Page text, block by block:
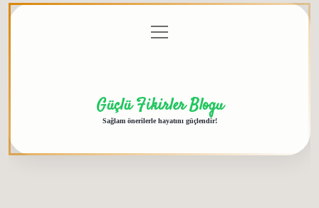
menüyü
aç
Güçlü Fikirler Blogu
Sağlam önerilerle hayatını güçlendir!